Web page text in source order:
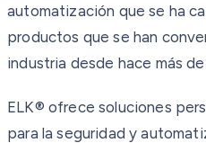
automatización que se ha
productos que se han
industria desde hace más
ELK® ofrece soluciones
para la seguridad y